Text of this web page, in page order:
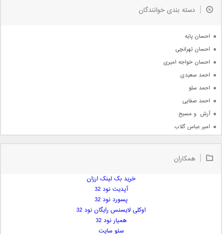
جدیدترین ها
دسته بندی خوانندگان
احسان پایه
احسان تهرانچی
احسان خواجه امیری
احمد سعیدی
احمد سلو
احمد صفایی
آرش  و مسیح
امیر عباس گلاب
امیر علی
همکاران
خرید بک لینک ارزان
آپدیت نود 32
پسورد نود 32
اوکلی لایسنس رایگان نود 32
همیار نود 32
سئو سایت